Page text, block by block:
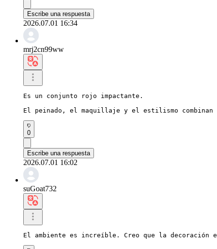
Escribe una respuesta
2026.07.01 16:34
mrj2cn99ww
Es un conjunto rojo impactante.
El peinado, el maquillaje y el estilismo
0
Escribe una respuesta
2026.07.01 16:02
suGoat732
El ambiente es increíble. Creo que la decoración